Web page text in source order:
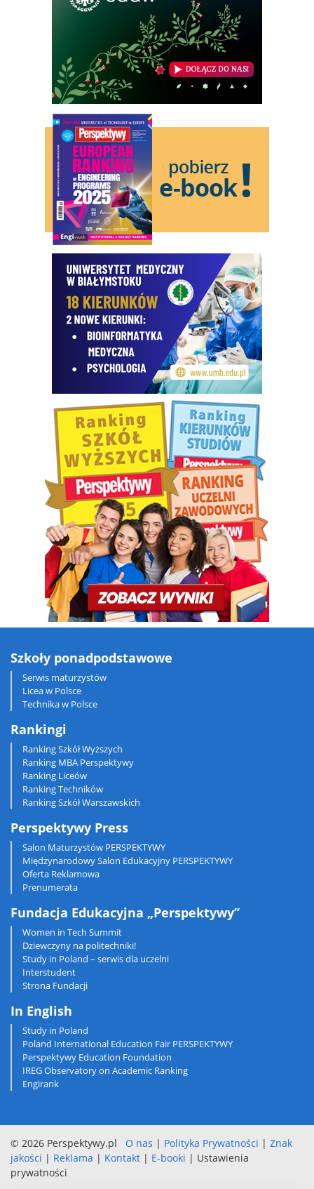
Szkoły ponadpodstawowe
Serwis maturzystów
Licea w Polsce
Technika w Polsce
Rankingi
Ranking Szkół Wyższych
Ranking MBA Perspektywy
Ranking Liceów
Ranking Techników
Ranking Szkół Warszawskich
Perspektywy Press
Salon Maturzystów PERSPEKTYWY
Międzynarodowy Salon Edukacyjny PERSPEKTYWY
Oferta Reklamowa
Prenumerata
Fundacja Edukacyjna „Perspektywy”
Women in Tech Summit
Dziewczyny na politechniki!
Study in Poland – serwis dla uczelni
Interstudent
Strona Fundacji
In English
Study in Poland
Poland International Education Fair PERSPEKTYWY
Perspektywy Education Foundation
IREG Observatory on Academic Ranking
Engirank
© 2026 Perspektywy.pl O nas | Polityka Prywatności | Znak
jakości | Reklama | Kontakt | E-booki | Ustawienia
prywatności